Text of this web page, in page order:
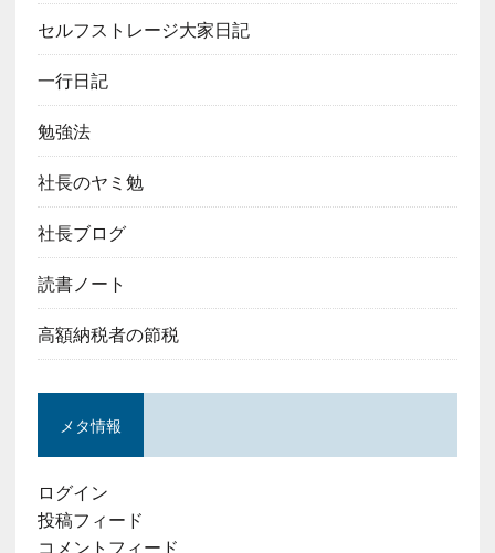
セルフストレージ大家日記
一行日記
勉強法
社長のヤミ勉
社長ブログ
読書ノート
高額納税者の節税
メタ情報
ログイン
投稿フィード
コメントフィード